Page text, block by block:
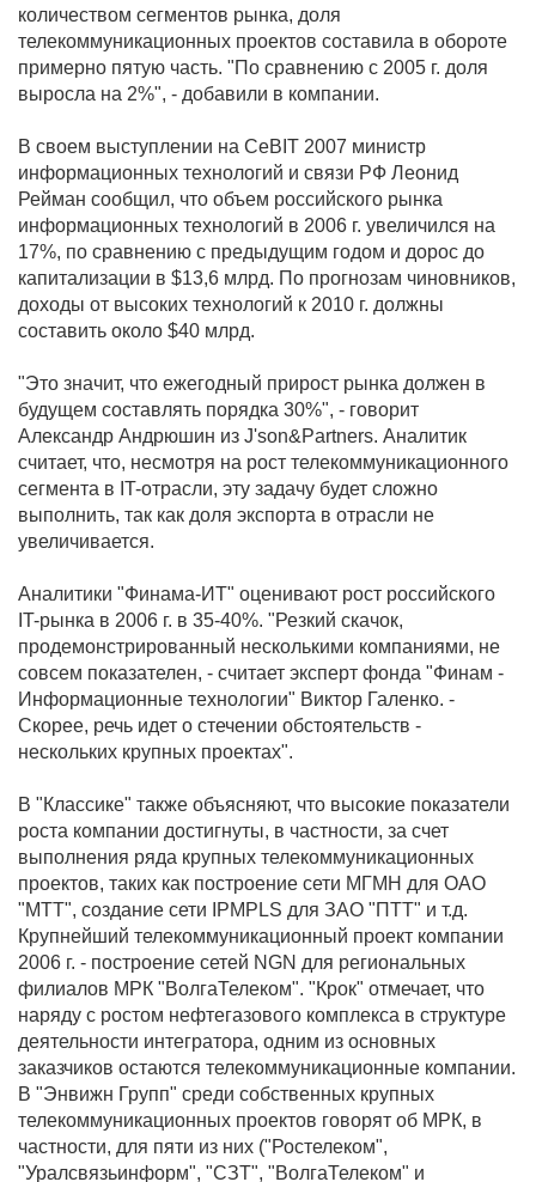
количеством сегментов рынка, доля
телекоммуникационных проектов составила в обороте
примерно пятую часть. "По сравнению с 2005 г. доля
выросла на 2%", - добавили в компании.
В своем выступлении на CeBIT 2007 министр
информационных технологий и связи РФ Леонид
Рейман сообщил, что объем российского рынка
информационных технологий в 2006 г. увеличился на
17%, по сравнению с предыдущим годом и дорос до
капитализации в $13,6 млрд. По прогнозам чиновников,
доходы от высоких технологий к 2010 г. должны
составить около $40 млрд.
"Это значит, что ежегодный прирост рынка должен в
будущем составлять порядка 30%", - говорит
Александр Андрюшин из J'son&Partners. Аналитик
считает, что, несмотря на рост телекоммуникационного
сегмента в IT-отрасли, эту задачу будет сложно
выполнить, так как доля экспорта в отрасли не
увеличивается.
Аналитики "Финама-ИТ" оценивают рост российского
IT-рынка в 2006 г. в 35-40%. "Резкий скачок,
продемонстрированный несколькими компаниями, не
совсем показателен, - считает эксперт фонда "Финам -
Информационные технологии" Виктор Галенко. -
Скорее, речь идет о стечении обстоятельств -
нескольких крупных проектах".
В "Классике" также объясняют, что высокие показатели
роста компании достигнуты, в частности, за счет
выполнения ряда крупных телекоммуникационных
проектов, таких как построение сети МГМН для ОАО
"МТТ", создание сети IPMPLS для ЗАО "ПТТ" и т.д.
Крупнейший телекоммуникационный проект компании
2006 г. - построение сетей NGN для региональных
филиалов МРК "ВолгаТелеком". "Крок" отмечает, что
наряду с ростом нефтегазового комплекса в структуре
деятельности интегратора, одним из основных
заказчиков остаются телекоммуникационные компании.
В "Энвижн Групп" среди собственных крупных
телекоммуникационных проектов говорят об МРК, в
частности, для пяти из них ("Ростелеком",
"Уралсвязьинформ", "СЗТ", "ВолгаТелеком" и